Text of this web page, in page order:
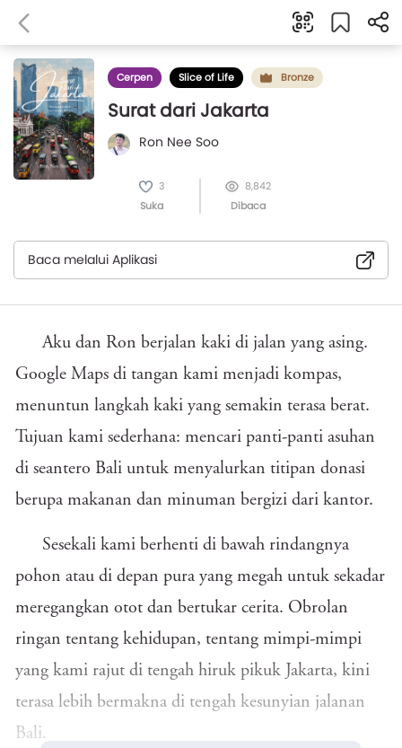
Cerpen Slice of Life Bronze
Surat dari Jakarta
Ron Nee Soo
3
Suka
8,842
Dibaca
Baca melalui Aplikasi
Aku dan Ron berjalan kaki di jalan yang asing.
Google Maps di tangan kami menjadi kompas,
menuntun langkah kaki yang semakin terasa berat.
Tujuan kami sederhana: mencari panti-panti asuhan
di seantero Bali untuk menyalurkan titipan donasi
berupa makanan dan minuman bergizi dari kantor.
Sesekali kami berhenti di bawah rindangnya
pohon atau di depan pura yang megah untuk sekadar
meregangkan otot dan bertukar cerita. Obrolan
ringan tentang kehidupan, tentang mimpi-mimpi
yang kami rajut di tengah hiruk pikuk Jakarta, kini
terasa lebih bermakna di tengah kesunyian jalanan
Bali.